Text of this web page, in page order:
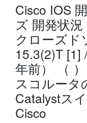
Cisco IOS
ズ 開発状
クローズド
15.3(2)T [1]
年前） （
スコルータ
Catalystス
Cisco